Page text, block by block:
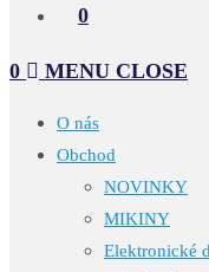
0
0 MENU CLOSE
O nás
Obchod
NOVINKY
MIKINY
Elektronické